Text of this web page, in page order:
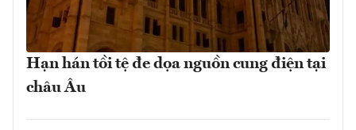
Hạn hán tồi tệ đe dọa nguồn cung điện tại
châu Âu